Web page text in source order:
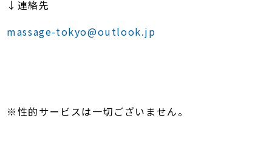
↓連絡先
massage-tokyo@outlook.jp
※性的サービスは一切ございません。